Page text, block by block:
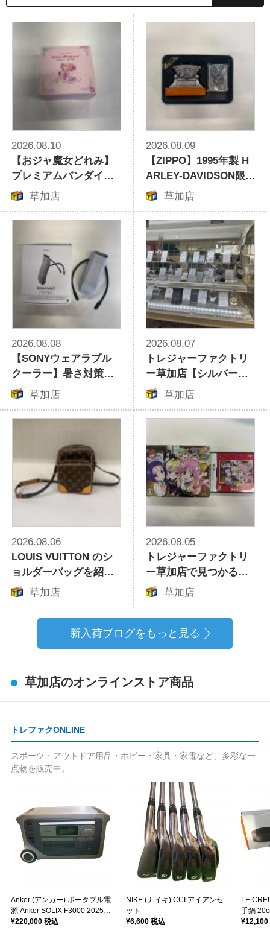
2026.08.10
【おジャ魔女どれみ】
プレミアムバンダイ限
定「みならいタップ」
草加店
2026.08.09
【ZIPPO】1995年製 H
ARLEY-DAVIDSON限定
オイルライターが買取
草加店
2026.08.08
【SONYウェアラブル
クーラー】暑さ対策に
おすすめ家電をご紹介
草加店
2026.08.07
トレジャーファクトリ
ー草加店【シルバーア
クセサリー】Georg Je
ELネックレスのご紹介
草加店
2026.08.06
LOUIS VUITTON のシ
ョルダーバッグを紹介
いたします！
草加店
2026.08.05
トレジャーファクトリ
ー草加店で見つかる
【ニンテンドーDS用ソ
介！
草加店
新入荷ブログをもっと見る
草加店のオンラインストア商品
トレファクONLINE
スポーツ・アウトドア用品・ホビー・家具・家電など、多彩な一
点物を販売中。
Anker (アンカー) ポータブル電
源 Anker SOLIX F3000 2025年
モデル
¥220,000 税込
NIKE (ナイキ) CCI アイアンセ
ット
¥6,600 税込
LE
手鍋
STICK
¥12,100